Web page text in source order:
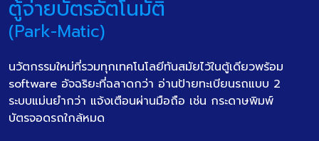
ตู้จ่ายบัตรอัตโนมัติ
(Park-Matic)
นวัตกรรมใหม่ที่รวมทุกเทคโนโลยีทันสมัยไว้ในตู้เดียวพร้อม
software อัจฉริยะที่ฉลาดกว่า อ่านป้ายทะเบียนรถแบบ 2
ระบบแม่นยำกว่า แจ้งเตือนผ่านมือถือ เช่น กระดาษพิมพ์
บัตรจอดรถใกล้หมด